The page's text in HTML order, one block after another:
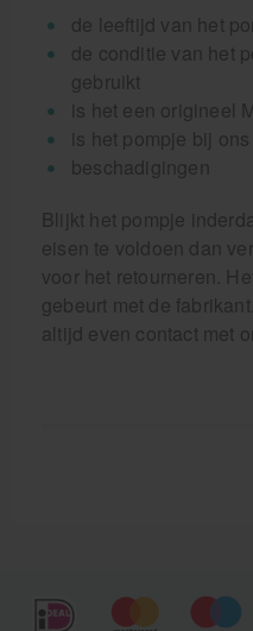
de leeftijd van het
de conditie van het
gebruikt
is het een origineel
is het pompje bij
beschadigingen
Blijkt het pompje
eisen te voldoen dan
voor het retourneren.
gebeurt met de
altijd even contact met